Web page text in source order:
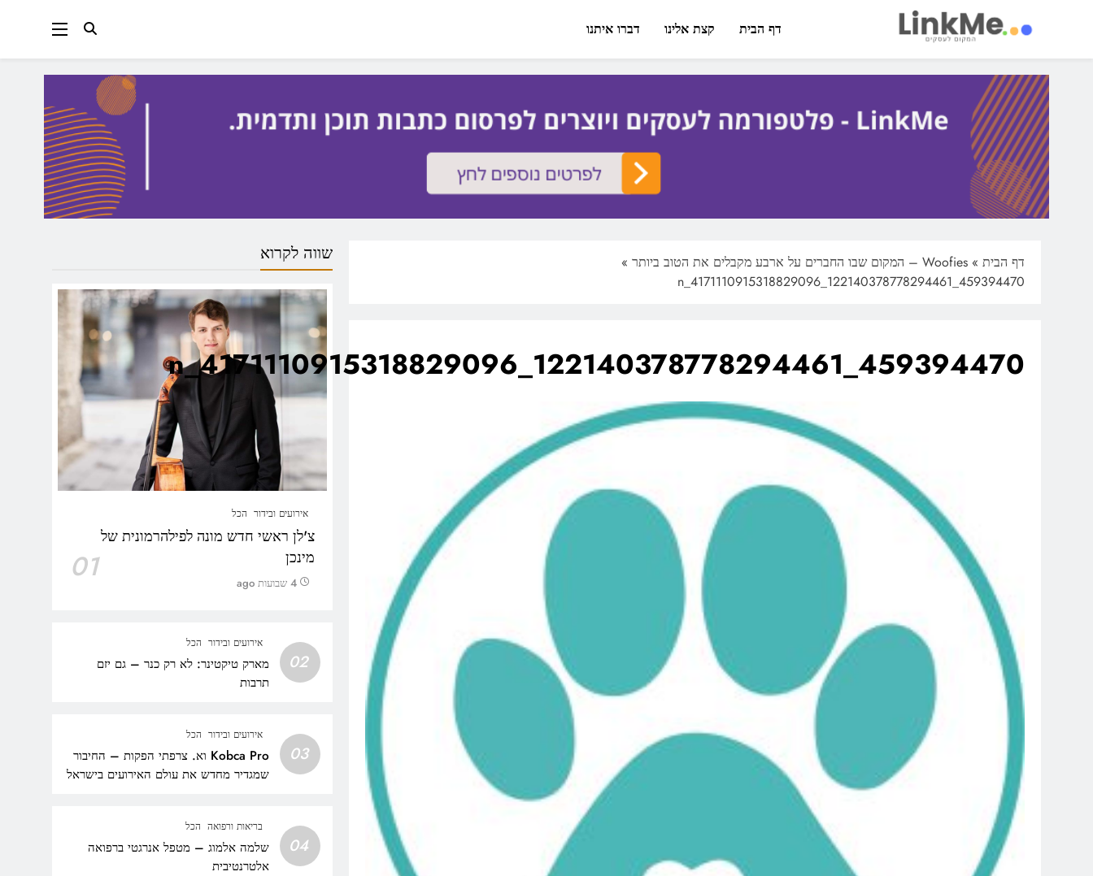
linkme.co.il
פלטפורמה מקצועית לפרסום כתבות תוכן ותדמית
דף הבית קצת אלינו דברו איתנו
דף הבית » Woofies – המקום שבו החברים על ארבע מקבלים את הטוב ביותר
»
459394470_122140378778294461_4171110915318829096_n
459394470_122140378778294461_4171110915318829096_n
שווה לקרוא
אירועים ובידור הכל
צ'לן ראשי חדש מונה לפילהרמונית של
מינכן
01 4 שבועות ago
02
אירועים ובידור הכל
מארק טיקטינר: לא רק כנר – גם יזם
תרבות
03
אירועים ובידור הכל
Kobca Pro וא. צרפתי הפקות – החיבור
שמגדיר מחדש את עולם האירועים בישראל
04
בריאות ורפואה הכל
שלמה אלמוג – מטפל אנרגטי ברפואה
אלטרנטיבית